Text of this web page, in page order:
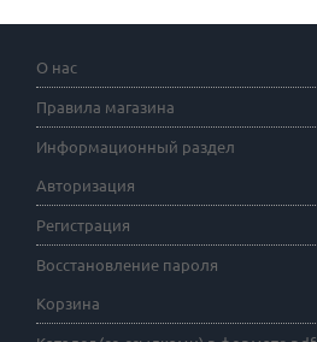
О нас
Правила магазина
Информационный раздел
Авторизация
Регистрация
Восстановление пароля
Корзина